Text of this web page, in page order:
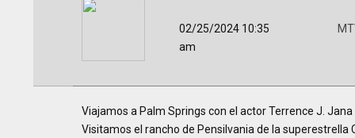
02/25/2024 10:35
am
Viajamos a Palm Springs con el actor Terrence J.
Visitamos el rancho de Pensilvania de la superestrella